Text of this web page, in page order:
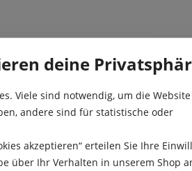
zählen
Ihren
ist
Tipp:
Blüte:
Farbe:
deine
Viele sind notwendig, um die
andere sind für statistische oder
akzeptieren“ erteilen Sie Ihre
über Ihr Verhalten in unserem Shop